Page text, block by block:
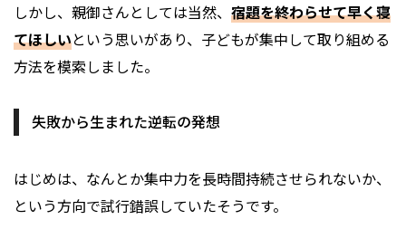
しかし、親御さんとしては当然、 宿題を終わらせて早く寝
てほしいという思いがあり、子どもが集中して取り組める
方法を模索しました。
失敗から生まれた逆転の発想
はじめは、なんとか集中力を長時間持続させられないか、
という方向で試行錯誤していたそうです。